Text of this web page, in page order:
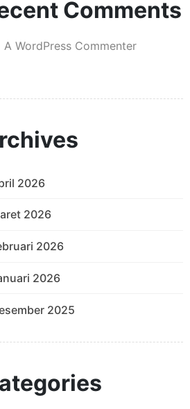
Comments
A WordPress Commenter
2026
2026
2026
2026
2025